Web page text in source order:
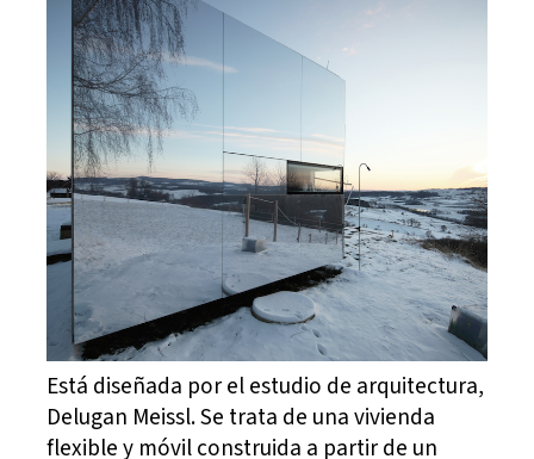
Está diseñada por el estudio de arquitectura,
Delugan Meissl. Se trata de una vivienda
flexible y móvil construida a partir de un